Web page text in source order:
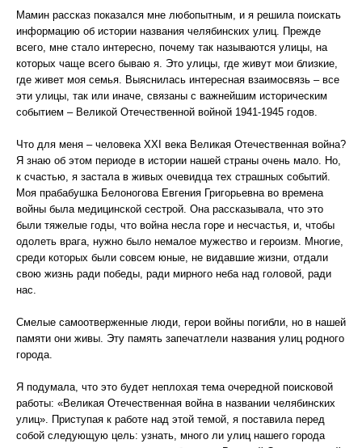
Мамин рассказ показался мне любопытным, и я решила поискать
информацию об истории названия челябинских улиц. Прежде
всего, мне стало интересно, почему так называются улицы, на
которых чаще всего бываю я. Это улицы, где живут мои близкие,
где живет моя семья. Выяснилась интересная взаимосвязь – все
эти улицы, так или иначе, связаны с важнейшим историческим
событием – Великой Отечественной войной 1941-1945 годов.
Что для меня – человека XXI века Великая Отечественная война?
Я знаю об этом периоде в истории нашей страны очень мало. Но,
к счастью, я застала в живых очевидца тех страшных событий.
Моя прабабушка Белоногова Евгения Григорьевна во времена
войны была медицинской сестрой. Она рассказывала, что это
были тяжелые годы, что война несла горе и несчастья, и, чтобы
одолеть врага, нужно было немалое мужество и героизм. Многие,
среди которых были совсем юные, не видавшие жизни, отдали
свою жизнь ради победы, ради мирного неба над головой, ради
нас.
Смелые самоотверженные люди, герои войны погибли, но в нашей
памяти они живы. Эту память запечатлели названия улиц родного
города.
Я подумала, что это будет неплохая тема очередной поисковой
работы: «Великая Отечественная война в названии челябинских
улиц». Приступая к работе над этой темой, я поставила перед
собой следующую цель: узнать, много ли улиц нашего города